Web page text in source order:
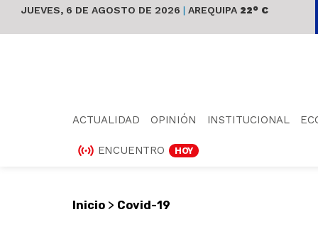
JUEVES, 6 DE AGOSTO DE 2026 | AREQUIPA 22° C
ACTUALIDAD OPINIÓN INSTITUCIONAL
ENCUENTRO HOY
Inicio > Covid-19